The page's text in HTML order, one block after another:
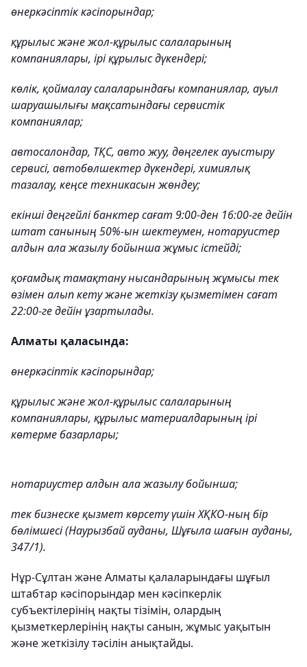
өнеркәсіптік кәсіпорындар;
құрылыс және жол-құрылыс салаларының
компаниялары, ірі құрылыс дүкендері;
көлік, қоймалау салаларындағы компаниялар, ауыл
шаруашылығы мақсатындағы сервистік
компаниялар;
автосалондар, ТҚС, авто жуу, дөңгелек ауыстыру
сервисі, автобөлшектер дүкендері, химиялық
тазалау, кеңсе техникасын жөндеу;
екінші деңгейлі банктер сағат 9:00-ден 16:00-ге дейін
штат санының 50%-ын шектеумен, нотаруистер
алдын ала жазылу бойынша жұмыс істейді;
қоғамдық тамақтану нысандарының жұмысы тек
өзімен алып кету және жеткізу қызметімен сағат
22:00-ге дейін ұзартылады.
Алматы қаласында:
өнеркәсіптік кәсіпорындар;
құрылыс және жол-құрылыс салаларының
компаниялары, құрылыс материалдарының ірі
көтерме базарлары;
нотариустер алдын ала жазылу бойынша;
тек бизнеске қызмет көрсету үшін ХҚКО-ның бір
бөлімшесі (Наурызбай ауданы, Шұғыла шағын ауданы,
347/1).
Нұр-Сұлтан және Алматы қалаларындағы шұғыл
штабтар кәсіпорындар мен кәсіпкерлік
субъектілерінің нақты тізімін, олардың
қызметкерлерінің нақты санын, жұмыс уақытын
және жеткізілу тәсілін анықтайды.